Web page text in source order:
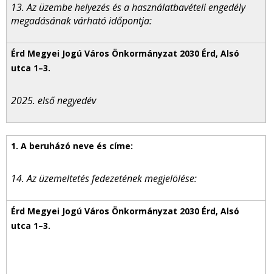
13. Az üzembe helyezés és a használatbavételi engedély
megadásának várható időpontja:
2025. első negyedév
14. Az üzemeltetés fedezetének megjelölése: